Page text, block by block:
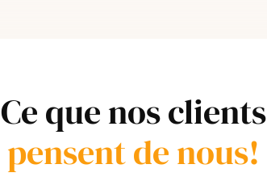
Ce que nos clients
pensent de nous!